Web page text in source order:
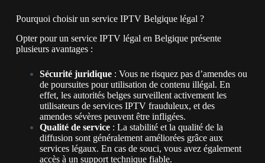
Pourquoi choisir un service IPTV Belgique légal ?
Opter pour un service IPTV légal en Belgique présente
plusieurs avantages :
Sécurité juridique: Vous ne risquez pas d’amendes ou
de poursuites pour utilisation de contenu illégal. En
effet, les autorités belges surveillent activement les
utilisateurs de services IPTV frauduleux, et des
amendes sévères peuvent être infligées.
Qualité de service: La stabilité et la qualité de la
diffusion sont généralement améliorées grâce aux
services légaux. En cas de souci, vous avez également
accès à un support technique fiable.